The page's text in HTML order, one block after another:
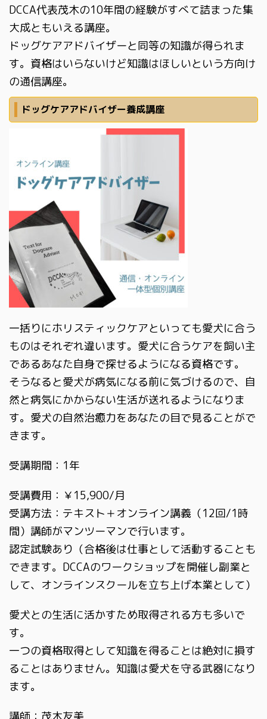
DCCA代表茂木の10年間の経験がすべて詰まった集
大成ともいえる講座。
ドッグケアアドバイザーと同等の知識が得られま
す。資格はいらないけど知識はほしいという方向け
の通信講座。
ドッグケアアドバイザー養成講座
一括りにホリスティックケアといっても愛犬に合う
ものはそれぞれ違います。愛犬に合うケアを飼い主
であるあなた自身で探せるようになる資格です。
そうなると愛犬が病気になる前に気づけるので、自
然と病気にかからない生活が送れるようになりま
す。愛犬の自然治癒力をあなたの目で見ることがで
きます。
受講期間：1年
受講費用：￥15,900/月
受講方法：テキスト＋オンライン講義（12回/1時
間）講師がマンツーマンで行います。
認定試験あり（合格後は仕事として活動することも
できます。DCCAのワークショップを開催し副業と
して、オンラインスクールを立ち上げ本業として）
愛犬との生活に活かすため取得される方も多いで
す。
一つの資格取得として知識を得ることは絶対に損す
ることはありません。知識は愛犬を守る武器になり
ます。